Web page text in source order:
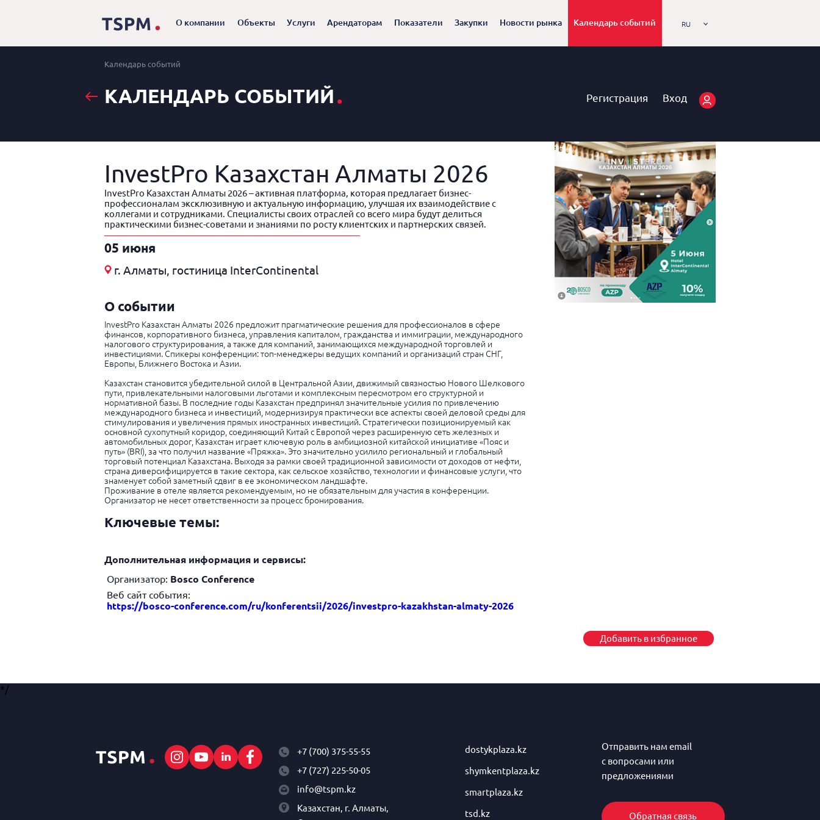
О компании Объекты Услуги Арендаторам Показатели Закупки Новости рынка Календарь событий RU
Календарь событий
КАЛЕНДАРЬ СОБЫТИЙ. Регистрация Вход
InvestPro Казахстан Алматы 2026
InvestPro Казахстан Алматы 2026 – активная платформа, которая предлагает бизнес-
профессионалам эксклюзивную и актуальную информацию, улучшая их взаимодействие с
коллегами и сотрудниками. Специалисты своих отраслей со всего мира будут делиться
практическими бизнес-советами и знаниями по росту клиентских и партнерских связей.
05 июня
г. Алматы, гостиница InterContinental
О событии
InvestPro Казахстан Алматы 2026 предложит прагматические решения для профессионалов в сфере
финансов, корпоративного бизнеса, управления капиталом, гражданства и иммиграции, международного
налогового структурирования, а также для компаний, занимающихся международной торговлей и
инвестициями. Спикеры конференции: топ-менеджеры ведущих компаний и организаций стран СНГ,
Европы, Ближнего Востока и Азии.
Казахстан становится убедительной силой в Центральной Азии, движимый связностью Нового Шелкового
пути, привлекательными налоговыми льготами и комплексным пересмотром его структурной и
нормативной базы. В последние годы Казахстан предпринял значительные усилия по привлечению
международного бизнеса и инвестиций, модернизируя практически все аспекты своей деловой среды для
стимулирования и увеличения прямых иностранных инвестиций. Стратегически позиционируемый как
основной сухопутный коридор, соединяющий Китай с Европой через расширенную сеть железных и
автомобильных дорог, Казахстан играет ключевую роль в амбициозной китайской инициативе «Пояс и
путь» (BRI), за что получил название «Пряжка». Это значительно усилило региональный и глобальный
торговый потенциал Казахстана. Выходя за рамки своей традиционной зависимости от доходов от нефти,
страна диверсифицируется в такие сектора, как сельское хозяйство, технологии и финансовые услуги, что
знаменует собой заметный сдвиг в ее экономическом ландшафте.
Проживание в отеле является рекомендуемым, но не обязательным для участия в конференции.
Организатор не несет ответственности за процесс бронирования.
Ключевые темы:
Дополнительная информация и сервисы:
Организатор: Bosco Conference
Веб сайт события:
https://bosco-conference.com/ru/konferentsii/2026/investpro-kazakhstan-almaty-2026
Добавить в избранное
*/
+7 (700) 375-55-55
+7 (727) 225-50-05
info@tspm.kz
Казахстан, г. Алматы,
dostykplaza.kz
shymkentplaza.kz
smartplaza.kz
tsd.kz
Отправить нам email
с вопросами или
предложениями
Обратная связь